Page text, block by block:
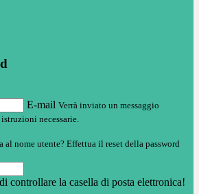
E-mail Verrà inviato un messaggio
necessarie.
al nome utente? Effettua il reset della password
controllare la casella di posta elettronica!